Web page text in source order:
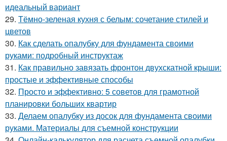
идеальный вариант
29. Тёмно-зеленая кухня с белым: сочетание стилей и
цветов
30. Как сделать опалубку для фундамента своими
руками: подробный инструктаж
31. Как правильно завязать фронтон двухскатной крыши:
простые и эффективные способы
32. Просто и эффективно: 5 советов для грамотной
планировки больших квартир
33. Делаем опалубку из досок для фундамента своими
руками. Материалы для съемной конструкции